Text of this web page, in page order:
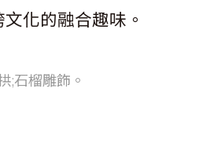
化的融合趣味。
;石榴雕飾。